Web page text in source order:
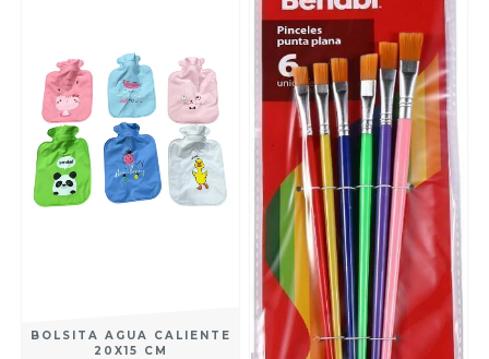
BOLSITA AGUA CALIENTE
20X15 CM